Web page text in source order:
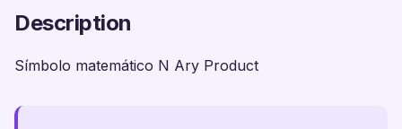
Description
Símbolo matemático N Ary Product